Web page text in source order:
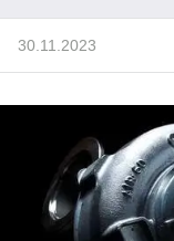
30.11.2023